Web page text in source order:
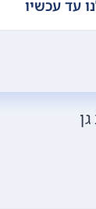
עד עכשיו